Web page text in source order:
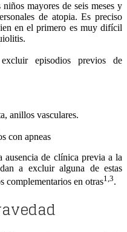
mayores de seis meses y
de atopia. Es preciso
en el primero es muy difícil
episodios previos de
anillos vasculares.
con apneas
de clínica previa a la
a excluir alguna de estas
complementarios en otras1,3.